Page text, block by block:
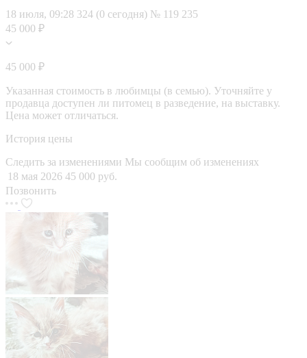
18 июля, 09:28 324 (0 сегодня) № 119 235
45 000 ₽
45 000 ₽
Указанная стоимость в любимцы (в семью). Уточняйте у
продавца доступен ли питомец в разведение, на выставку.
Цена может отличаться.
История цены
Следить за изменениями Мы сообщим об изменениях
18 мая 2026 45 000 руб.
Позвонить